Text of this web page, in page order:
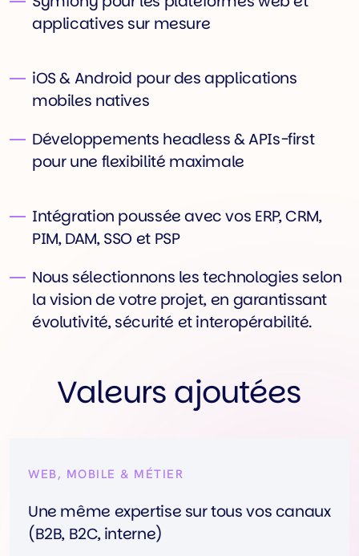
applicatives sur mesure
iOS & Android pour des applications
mobiles natives
Développements headless & APIs-first
pour une flexibilité maximale
Intégration poussée avec vos ERP, CRM,
PIM, DAM, SSO et PSP
Nous sélectionnons les technologies selon
la vision de votre projet, en garantissant
évolutivité, sécurité et interopérabilité.
Valeurs ajoutées
WEB, MOBILE & MÉTIER
Une même expertise sur tous vos canaux
(B2B, B2C, interne)